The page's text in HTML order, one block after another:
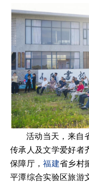
活动当天，来自
传承人及文学爱好者
保障厅，福建省乡村
平潭综合实验区旅游